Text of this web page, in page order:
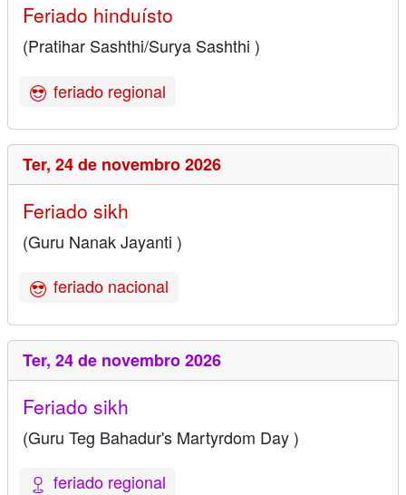
Feriado hinduísto
(Pratihar Sashthi/Surya Sashthi )
feriado regional
Ter, 24 de novembro 2026
Feriado sikh
(Guru Nanak Jayanti )
feriado nacional
Ter, 24 de novembro 2026
Feriado sikh
(Guru Teg Bahadur's Martyrdom Day )
feriado regional